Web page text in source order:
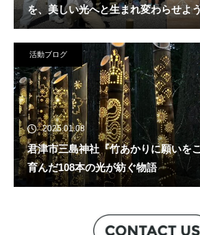
を、美しい光へと生まれ変わらせよ
活動ブログ
2025.01.08
君津市三島神社『竹あかりに願いを
育んだ108本の光が紡ぐ物語